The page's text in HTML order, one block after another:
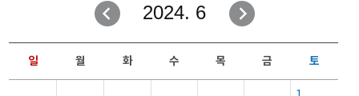
2024. 6
일 월 화 수 목 금 토